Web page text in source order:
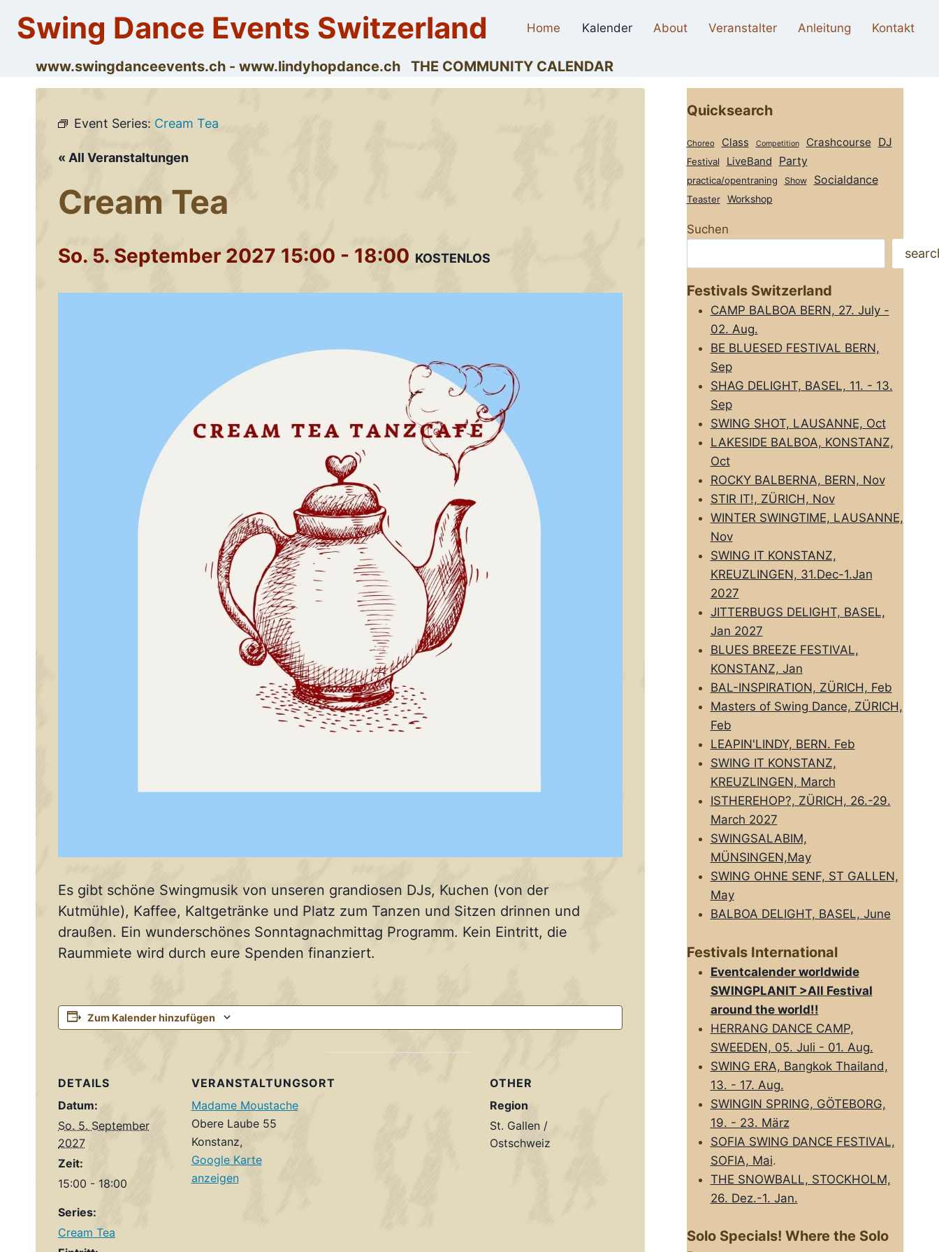
Swing Dance Events Switzerland Home Kalender About Veranstalter Anleitung Kontakt
www.swingdanceevents.ch - www.lindyhopdance.ch THE COMMUNITY CALENDAR
Event Series: Cream Tea
« All Veranstaltungen
Cream Tea
So. 5. September 2027 15:00 - 18:00 KOSTENLOS
Es gibt schöne Swingmusik von unseren grandiosen DJs, Kuchen (von der
Kutmühle), Kaffee, Kaltgetränke und Platz zum Tanzen und Sitzen drinnen und
draußen. Ein wunderschönes Sonntagnachmittag Programm. Kein Eintritt, die
Raummiete wird durch eure Spenden finanziert.
Zum Kalender hinzufügen
DETAILS
Datum:
So. 5. September
2027
Zeit:
15:00 - 18:00
Series:
Cream Tea
VERANSTALTUNGSORT
Madame Moustache
Obere Laube 55
Konstanz,
Google Karte
anzeigen
OTHER
Region
St. Gallen /
Ostschweiz
Quicksearch
Choreo Class Competition Crashcourse DJ
Festival LiveBand Party
practica/opentraning Show Socialdance
Teaster Workshop
Suchen
Festivals Switzerland
CAMP BALBOA BERN, 27. July -
02. Aug.
BE BLUESED FESTIVAL BERN,
Sep
SHAG DELIGHT, BASEL, 11. - 13.
Sep
SWING SHOT, LAUSANNE, Oct
LAKESIDE BALBOA, KONSTANZ,
Oct
ROCKY BALBERNA, BERN, Nov
STIR IT!, ZÜRICH, Nov
WINTER SWINGTIME, LAUSANNE,
Nov
SWING IT KONSTANZ,
KREUZLINGEN, 31.Dec-1.Jan
2027
JITTERBUGS DELIGHT, BASEL,
Jan 2027
BLUES BREEZE FESTIVAL,
KONSTANZ, Jan
BAL-INSPIRATION, ZÜRICH, Feb
Masters of Swing Dance, ZÜRICH,
Feb
LEAPIN'LINDY, BERN. Feb
SWING IT KONSTANZ,
KREUZLINGEN, March
ISTHEREHOP?, ZÜRICH, 26.-29.
March 2027
SWINGSALABIM,
MÜNSINGEN,May
SWING OHNE SENF, ST GALLEN,
May
BALBOA DELIGHT, BASEL, June
Festivals International
Eventcalender worldwide
SWINGPLANIT >All FestivaI
around the world!!
HERRANG DANCE CAMP,
SWEEDEN, 05. Juli - 01. Aug.
SWING ERA, Bangkok Thailand,
13. - 17. Aug.
SWINGIN SPRING, GÖTEBORG,
19. - 23. März
SOFIA SWING DANCE FESTIVAL,
SOFIA, Mai.
THE SNOWBALL, STOCKHOLM,
26. Dez.-1. Jan.
Solo Specials! Where the Solo